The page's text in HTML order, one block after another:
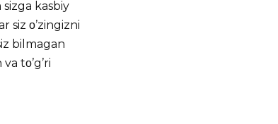
kasbiy
siz ο’zingizni
bilmagan
tο’g’ri